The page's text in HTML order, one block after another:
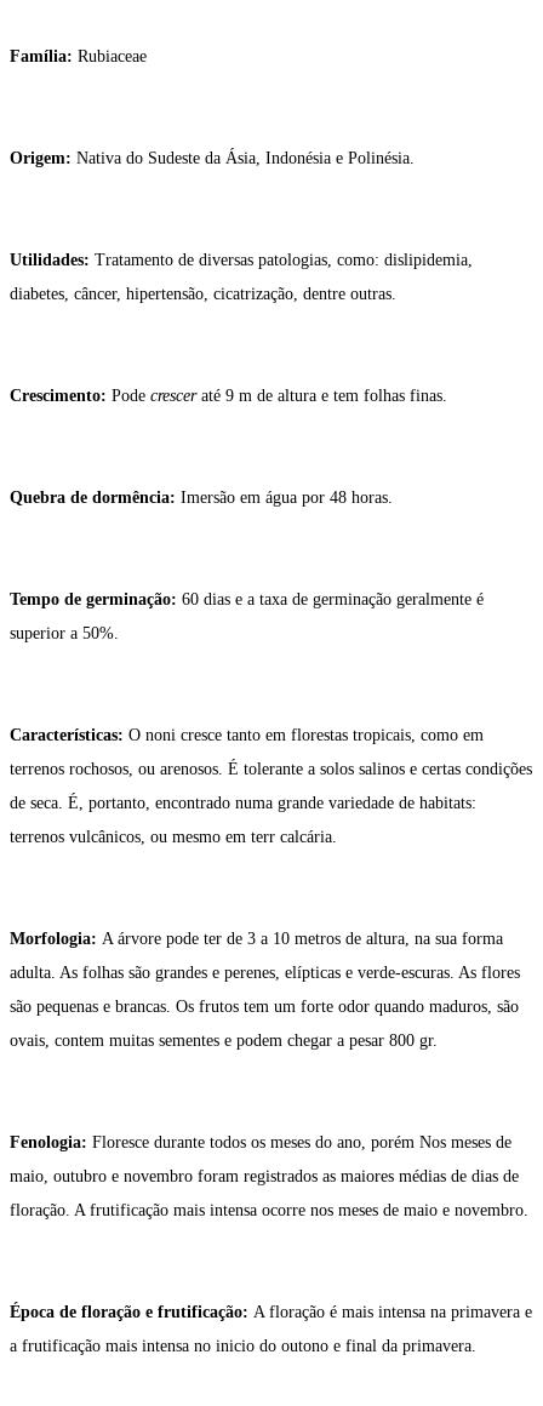
Família: Rubiaceae
Origem: Nativa do Sudeste da Ásia, Indonésia e Polinésia.
Utilidades: Tratamento de diversas patologias, como: dislipidemia,
diabetes, câncer, hipertensão, cicatrização, dentre outras.
Crescimento: Pode cresceraté 9 m de altura e tem folhas finas.
Quebra de dormência: Imersão em água por 48 horas.
Tempo de germinação: 60 dias e a taxa de germinação geralmente é
superior a 50%.
Características: O noni cresce tanto em florestas tropicais, como em
terrenos rochosos, ou arenosos. É tolerante a solos salinos e certas condições
de seca. É, portanto, encontrado numa grande variedade de habitats:
terrenos vulcânicos, ou mesmo em terr calcária.
Morfologia: A árvore pode ter de 3 a 10 metros de altura, na sua forma
adulta. As folhas são grandes e perenes, elípticas e verde-escuras. As flores
são pequenas e brancas. Os frutos tem um forte odor quando maduros, são
ovais, contem muitas sementes e podem chegar a pesar 800 gr.
Fenologia: Floresce durante todos os meses do ano, porém Nos meses de
maio, outubro e novembro foram registrados as maiores médias de dias de
floração. A frutificação mais intensa ocorre nos meses de maio e novembro.
Época de floração e frutificação: A floração é mais intensa na primavera e
a frutificação mais intensa no inicio do outono e final da primavera.